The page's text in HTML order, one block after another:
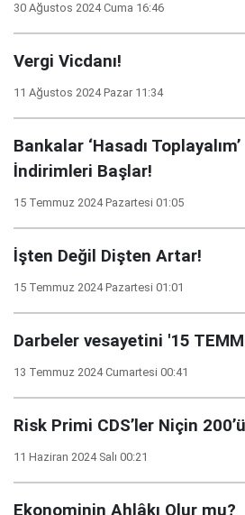
30 Ağustos 2024 Cuma 16:46
Vergi Vicdanı!
11 Ağustos 2024 Pazar 11:34
Bankalar ‘Hasadı
İndirimleri Başlar!
15 Temmuz 2024 Pazartesi 01:05
İşten Değil Dişten Artar!
15 Temmuz 2024 Pazartesi 01:01
Darbeler vesayetini '15
13 Temmuz 2024 Cumartesi 00:41
Risk Primi CDS’ler Niçin
11 Haziran 2024 Salı 00:21
Ekonominin Ahlâkı Olur mu?